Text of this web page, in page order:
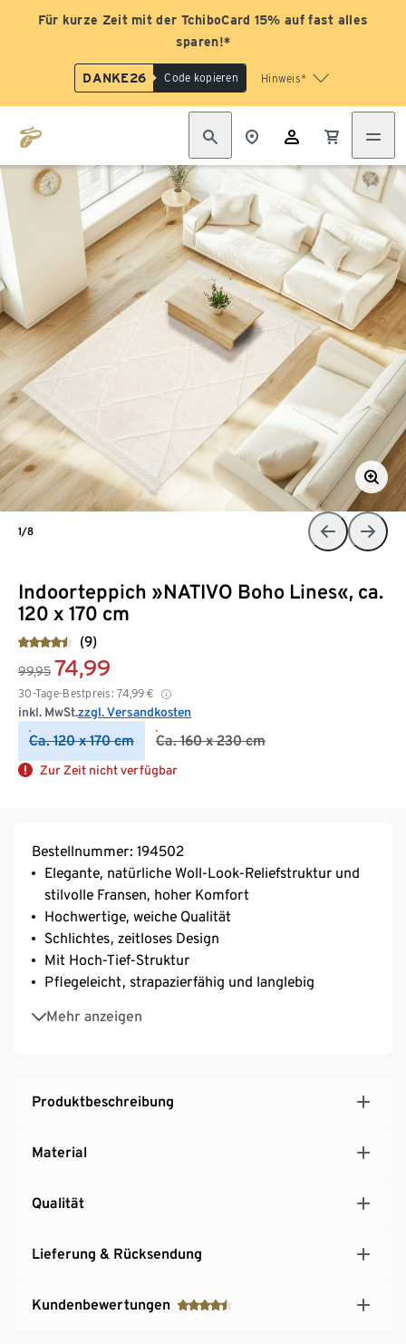
Für kurze Zeit mit der TchiboCard 15% auf fast alles
sparen!*
DANKE26 Code kopieren Hinweis*
Indoorteppich »NATIVO Boho Lines«, ca.
120 x 170 cm
(9)
99,95 74,99
30-Tage-Bestpreis: 74,99 €
inkl. MwSt.zzgl. Versandkosten
Ca. 120 x 170 cm Ca. 160 x 230 cm
Zur Zeit nicht verfügbar
1/8
Bestellnummer: 194502
Elegante, natürliche Woll-Look-Reliefstruktur und
stilvolle Fransen, hoher Komfort
Hochwertige, weiche Qualität
Schlichtes, zeitloses Design
Mit Hoch-Tief-Struktur
Pflegeleicht, strapazierfähig und langlebig
Mehr anzeigen
Öko-Tex Standard 100 zertifiziert
Produktbeschreibung
Material
Qualität
Lieferung & Rücksendung
Kundenbewertungen